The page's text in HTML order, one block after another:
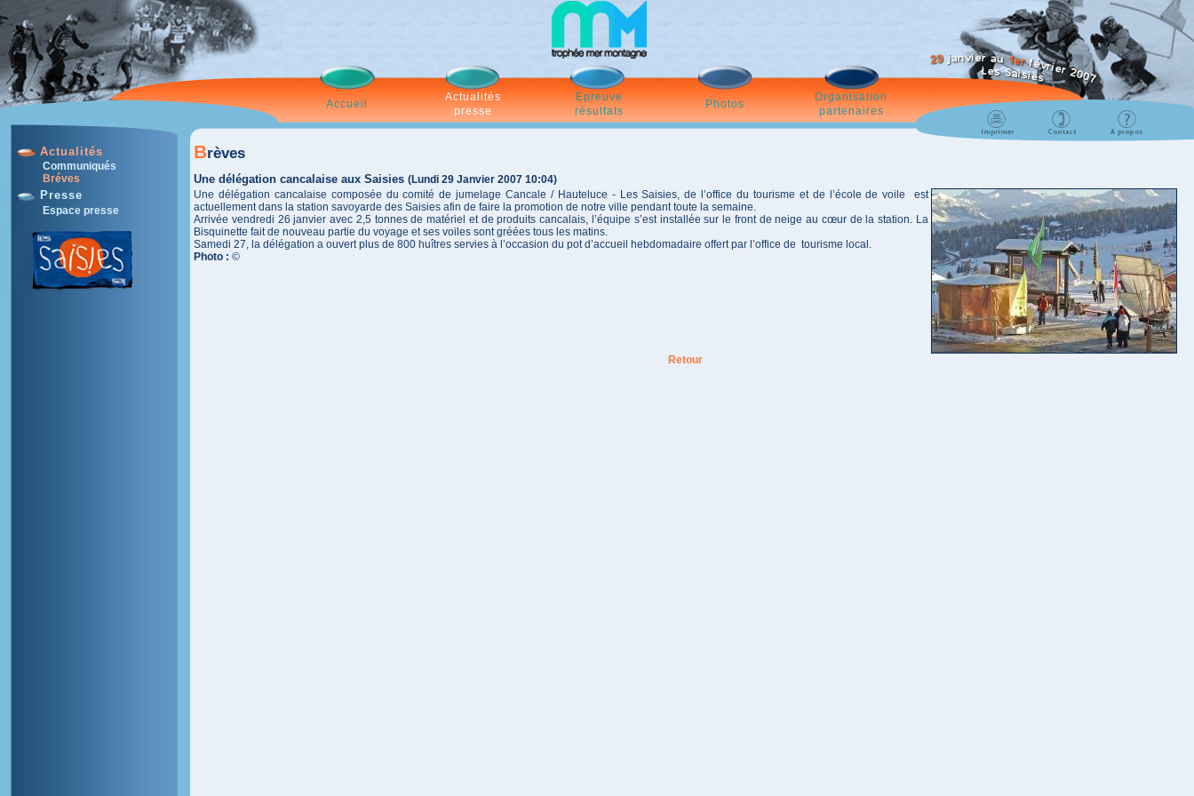
Accueil
Actualités
presse
Epreuve
résultats
Photos
Organisation
partenaires
Actualités
Communiqués
Bréves
Presse
Espace presse
Brèves
Une délégation cancalaise aux Saisies (Lundi 29 Janvier 2007 10:04)
Une délégation cancalaise composée du comité de jumelage Cancale / Hauteluce - Les Saisies, de l’office du tourisme et de l’école de voile est
actuellement dans la station savoyarde des Saisies afin de faire la promotion de notre ville pendant toute la semaine.
Arrivée vendredi 26 janvier avec 2,5 tonnes de matériel et de produits cancalais, l’équipe s’est installée sur le front de neige au cœur de la station. La
Bisquinette fait de nouveau partie du voyage et ses voiles sont gréées tous les matins.
Samedi 27, la délégation a ouvert plus de 800 huîtres servies à l’occasion du pot d’accueil hebdomadaire offert par l’office de tourisme local.
Photo : ©
Retour